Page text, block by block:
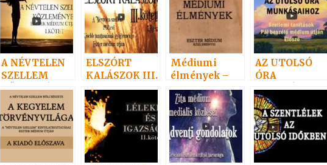
A NÉVTELEN
SZELLEM
KÖZLEMÉNYE
I I.
ELSZÓRT
KALÁSZOK III.
Médiumi
élmények –
1931
AZ UTOLSÓ
ÓRA
MUNKÁSAIH
OZ I.